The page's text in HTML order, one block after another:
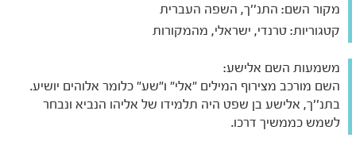
מקור השם: התנ''ך, השפה העברית
קטגוריות: טרנדי, ישראלי, מהמקורות
משמעות השם אלישע:
השם מורכב מצירוף המילים "אלי" ו"שע" כלומר אלוהים יושיע.
בתנ''ך, אלישע בן שפט היה תלמידו של אליהו הנביא ונבחר
לשמש כממשיך דרכו.